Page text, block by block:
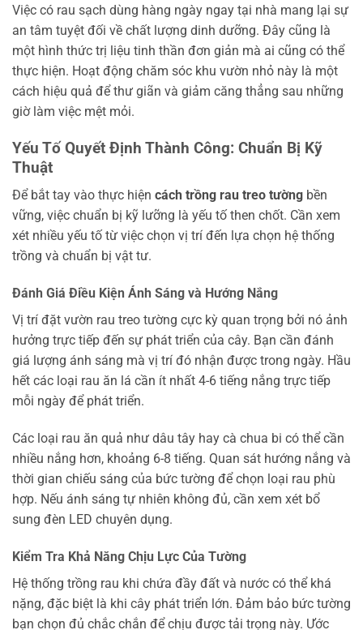
Việc có rau sạch dùng hàng ngày ngay tại nhà mang lại sự
an tâm tuyệt đối về chất lượng dinh dưỡng. Đây cũng là
một hình thức trị liệu tinh thần đơn giản mà ai cũng có thể
thực hiện. Hoạt động chăm sóc khu vườn nhỏ này là một
cách hiệu quả để thư giãn và giảm căng thẳng sau những
giờ làm việc mệt mỏi.
Yếu Tố Quyết Định Thành Công: Chuẩn Bị Kỹ
Thuật
Để bắt tay vào thực hiện cách trồng rau treo tường bền
vững, việc chuẩn bị kỹ lưỡng là yếu tố then chốt. Cần xem
xét nhiều yếu tố từ việc chọn vị trí đến lựa chọn hệ thống
trồng và chuẩn bị vật tư.
Đánh Giá Điều Kiện Ánh Sáng và Hướng Nắng
Vị trí đặt vườn rau treo tường cực kỳ quan trọng bởi nó ảnh
hưởng trực tiếp đến sự phát triển của cây. Bạn cần đánh
giá lượng ánh sáng mà vị trí đó nhận được trong ngày. Hầu
hết các loại rau ăn lá cần ít nhất 4-6 tiếng nắng trực tiếp
mỗi ngày để phát triển.
Các loại rau ăn quả như dâu tây hay cà chua bi có thể cần
nhiều nắng hơn, khoảng 6-8 tiếng. Quan sát hướng nắng và
thời gian chiếu sáng của bức tường để chọn loại rau phù
hợp. Nếu ánh sáng tự nhiên không đủ, cần xem xét bổ
sung đèn LED chuyên dụng.
Kiểm Tra Khả Năng Chịu Lực Của Tường
Hệ thống trồng rau khi chứa đầy đất và nước có thể khá
nặng, đặc biệt là khi cây phát triển lớn. Đảm bảo bức tường
bạn chọn đủ chắc chắn để chịu được tải trọng này. Ước